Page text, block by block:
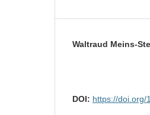
Waltraud Meins-
DOI: https://doi.org/